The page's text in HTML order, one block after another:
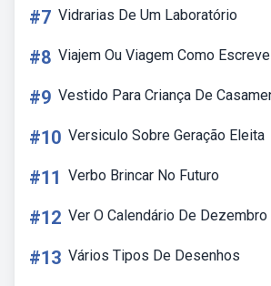
#7 Vidrarias De Um Laboratório
#8 Viajem Ou Viagem Como Escreve
#9 Vestido Para Criança De
#10 Versiculo Sobre Geração Eleita
#11 Verbo Brincar No Futuro
#12 Ver O Calendário De Dezembro
#13 Vários Tipos De Desenhos